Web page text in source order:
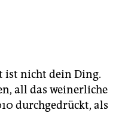
ist nicht dein Ding.
all das weinerliche
durchgedrückt, als